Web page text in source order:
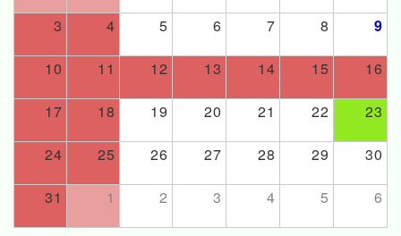
3 4 5 6 7 8 9
10 11 12 13 14 15 16
17 18 19 20 21 22 23
24 25 26 27 28 29 30
31 1 2 3 4 5 6